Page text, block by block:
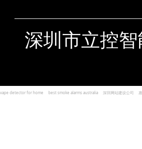
深圳市立控
vape detector for home best smoke alarms australia 深圳网站建设公司